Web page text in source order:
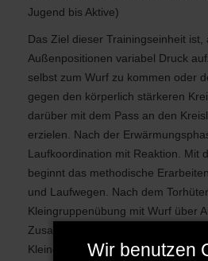
Jugend bis Aktive)
Das Ziel dieser Trainingseinheit ist,
Außenpositionen variabel Druck
selbst zum Wurf zu kommen oder
gegen den körperlich stärkeren
darüber mit dem Pass an den
erzielen. Nach der
Laufkoordination mit Reaktion. Mit
beginnt das methodische
und Laufwegen. Nach dem
Kleingruppenübung mit Wurf über
Zusammenspiel wird Schritt für
Kleingruppenübungen erweitert.
Wir benutzen